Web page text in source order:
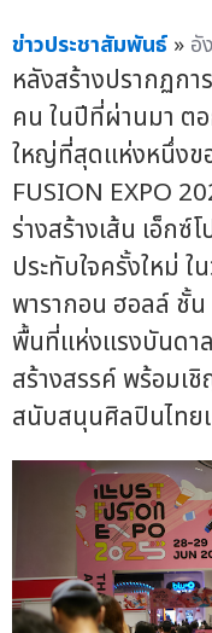
ข่าวประชาสัมพันธ์ » อั
หลังสร้างปรากฏก
คน ในปีที่ผ่านมา ต
ใหญ่ที่สุดแห่งหนึ่งข
FUSION EXPO
ร่างสร้างเส้น เอ็ก
ประทับใจครั้งใหม่
พารากอน ฮอลล์ ชั้น
พื้นที่แห่งแรงบันดา
สร้างสรรค์ พร้อมเ
สนับสนุนศิลปินไทย